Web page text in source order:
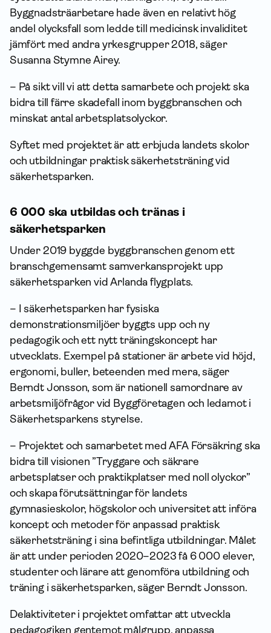
Byggnadsträarbetare hade även en relativt hög
andel olycksfall som ledde till medicinsk invaliditet
jämfört med andra yrkesgrupper 2018, säger
Susanna Stymne Airey.
– På sikt vill vi att detta samarbete och projekt ska
bidra till färre skadefall inom byggbranschen och
minskat antal arbetsplatsolyckor.
Syftet med projektet är att erbjuda landets skolor
och utbildningar praktisk säkerhetsträning vid
säkerhetsparken.
6 000 ska utbildas och tränas i
säkerhetsparken
Under 2019 byggde byggbranschen genom ett
branschgemensamt samverkansprojekt upp
säkerhetsparken vid Arlanda flygplats.
– I säkerhetsparken har fysiska
demonstrationsmiljöer byggts upp och ny
pedagogik och ett nytt träningskoncept har
utvecklats. Exempel på stationer är arbete vid höjd,
ergonomi, buller, beteenden med mera, säger
Berndt Jonsson, som är nationell samordnare av
arbetsmiljöfrågor vid Byggföretagen och ledamot i
Säkerhetsparkens styrelse.
– Projektet och samarbetet med AFA Försäkring ska
bidra till visionen ”Tryggare och säkrare
arbetsplatser och praktikplatser med noll olyckor”
och skapa förutsättningar för landets
gymnasieskolor, högskolor och universitet att införa
koncept och metoder för anpassad praktisk
säkerhetsträning i sina befintliga utbildningar. Målet
är att under perioden 2020–2023 få 6 000 elever,
studenter och lärare att genomföra utbildning och
träning i säkerhetsparken, säger Berndt Jonsson.
Delaktiviteter i projektet omfattar att utveckla
pedagogiken gentemot målgrupp, anpassa